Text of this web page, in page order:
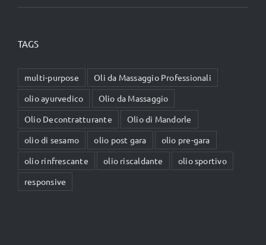
TAGS
multi-purpose
Oli da Massaggio Professionali
olio ayurvedico
Olio da Massaggio
Olio Decontratturante
Olio di Mandorle
olio di sesamo
olio post gara
olio pre-gara
olio rinfrescante
olio riscaldante
olio sportivo
responsive